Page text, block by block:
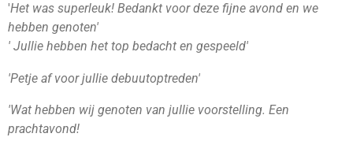
'Het was superleuk! Bedankt voor deze fijne avond en we
hebben genoten'
' Jullie hebben het top bedacht en gespeeld'
'Petje af voor jullie debuutoptreden'
'Wat hebben wij genoten van jullie voorstelling. Een
prachtavond!